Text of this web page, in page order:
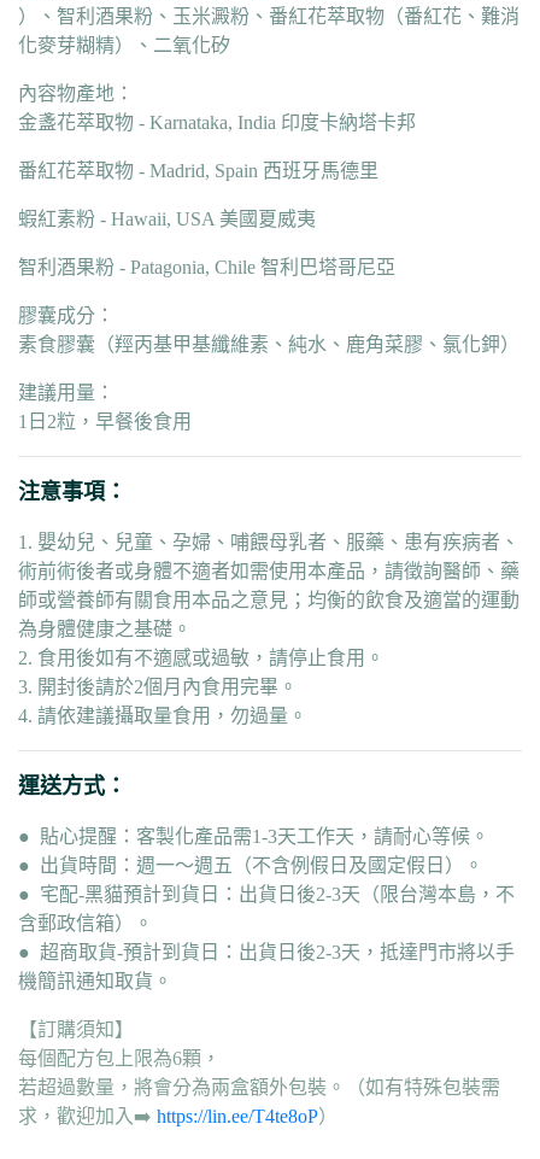
）、智利酒果粉、玉米澱粉、番紅花萃取物（番紅花、難消
化麥芽糊精）、二氧化矽
內容物產地：
金盞花萃取物 - Karnataka, India 印度卡納塔卡邦
番紅花萃取物 - Madrid, Spain 西班牙馬德里
蝦紅素粉 - Hawaii, USA 美國夏威夷
智利酒果粉 - Patagonia, Chile 智利巴塔哥尼亞
膠囊成分：
素食膠囊（羥丙基甲基纖維素、純水、鹿角菜膠、氯化鉀）
建議用量：
1日2粒，早餐後食用
注意事項：
1. 嬰幼兒、兒童、孕婦、哺餵母乳者、服藥、患有疾病者、
術前術後者或身體不適者如需使用本產品，請徵詢醫師、藥
師或營養師有關食用本品之意見；均衡的飲食及適當的運動
為身體健康之基礎。
2. 食用後如有不適感或過敏，請停止食用。
3. 開封後請於2個月內食用完畢。
4. 請依建議攝取量食用，勿過量。
運送方式：
● 貼心提醒：客製化產品需1-3天工作天，請耐心等候。
● 出貨時間：週一～週五（不含例假日及國定假日）。
● 宅配-黑貓預計到貨日：出貨日後2-3天（限台灣本島，不
含郵政信箱）。
● 超商取貨-預計到貨日：出貨日後2-3天，抵達門市將以手
機簡訊通知取貨。
【訂購須知】
每個配方包上限為6顆，
若超過數量，將會分為兩盒額外包裝。（如有特殊包裝需
求，歡迎加入➡️ https://lin.ee/T4te8oP）